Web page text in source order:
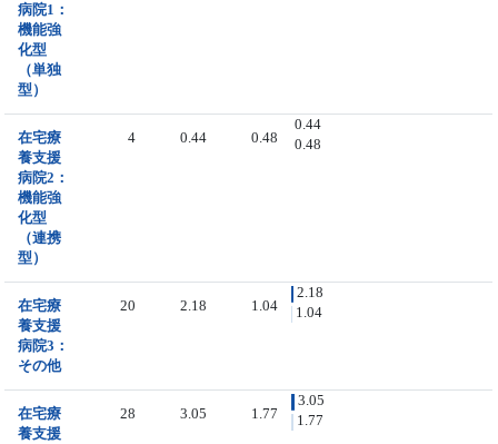
病院1：
機能強
化型
（単独
型）
在宅療
養支援
病院2：
機能強
化型
（連携
型）
4 0.44 0.48
0.44
0.48
在宅療
養支援
病院3：
その他
20 2.18 1.04
2.18
1.04
在宅療
養支援
28 3.05 1.77
3.05
1.77